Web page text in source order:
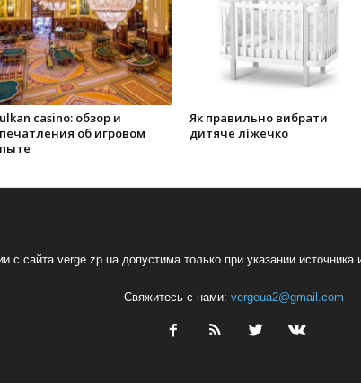
casino: обзор и
об игровом
Як правильно вибрати
дитяче ліжечко
с сайта verge.zp.ua допустима только при указании
Свяжитесь с нами: vergeua2@gmail.com